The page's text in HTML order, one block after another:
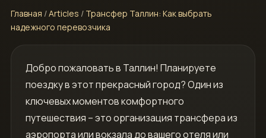
Главная /Articles / Трансфер Таллин: Как выбрать
надежного перевозчика
Добро пожаловать в Таллин! Планируете
поездку в этот прекрасный город? Один из
ключевых моментов комфортного
путешествия – это организация трансфера из
аэропорта или вокзала до вашего отеля или